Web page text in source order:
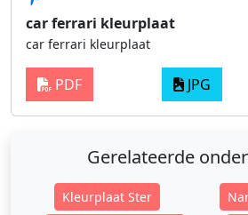
car ferrari kleurplaat
car ferrari kleurplaat
PDF JPG
Gerelateerde
Kleurplaat Ster